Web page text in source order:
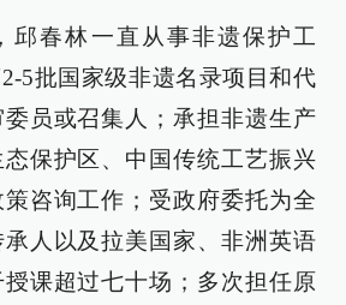
邱春林一直从事非遗保护工
5批国家级非遗名录项目和代
员或召集人；承担非遗生产
保护区、中国传统工艺振兴
咨询工作；受政府委托为全
人以及拉美国家、非洲英语
课超过七十场；多次担任原